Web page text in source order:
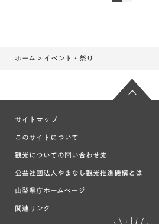
ホーム > イベント・祭り
サイトマップ
このサイトについて
観光についての問い合わせ先
公益社団法人やまなし観光推進機構とは
山梨県庁ホームページ
関連リンク